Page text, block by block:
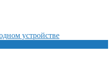
устройстве